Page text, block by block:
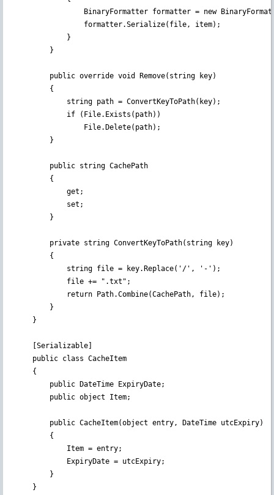
BinaryFormatter formatter = new
                formatter.Serialize(file, item);
            }
        }
        public override void Remove(string key)
        {
            string path = ConvertKeyToPath(key);
            if (File.Exists(path))
                File.Delete(path);
        }
        public string CachePath
        {
            get;
            set;
        }
        private string ConvertKeyToPath(string key)
        {
            string file = key.Replace('/', '-');
            file += ".txt";
            return Path.Combine(CachePath, file);
        }
    }
    [Serializable]
    public class CacheItem
    {
        public DateTime ExpiryDate;
        public object Item;
        public CacheItem(object entry, DateTime utcExpiry)
        {
            Item = entry;
            ExpiryDate = utcExpiry;
        }
    }